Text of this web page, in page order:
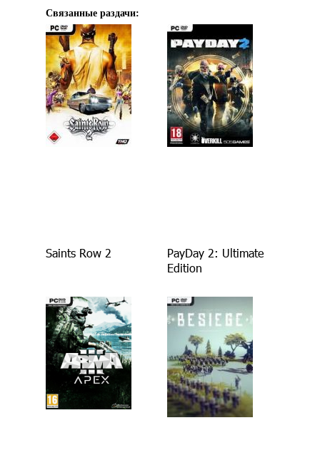
Связанные раздачи:
Saints Row 2
PayDay 2: Ultimate
Edition